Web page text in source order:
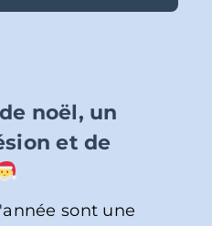
noël, un
et de
sont une